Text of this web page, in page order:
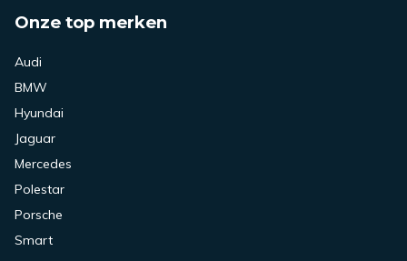
Onze top merken
Audi
BMW
Hyundai
Jaguar
Mercedes
Polestar
Porsche
Smart